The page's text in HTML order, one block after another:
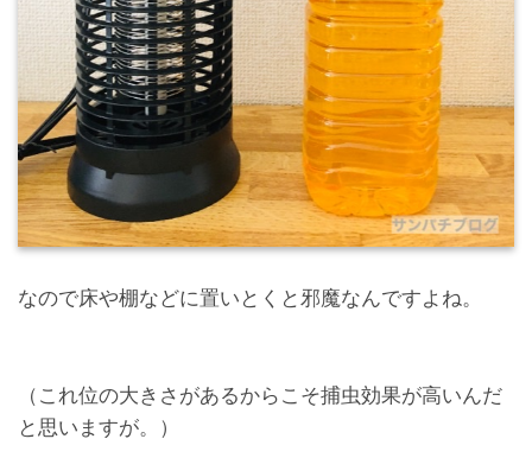
なので床や棚などに置いとくと邪魔なんですよね。
（これ位の大きさがあるからこそ捕虫効果が高いんだ
と思いますが。）